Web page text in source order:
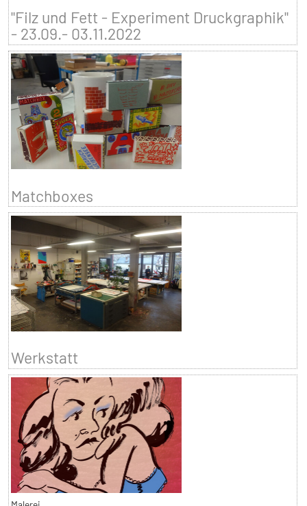
"Filz und Fett - Experiment Druckgraphik"
- 23.09.- 03.11.2022
Matchboxes
Werkstatt